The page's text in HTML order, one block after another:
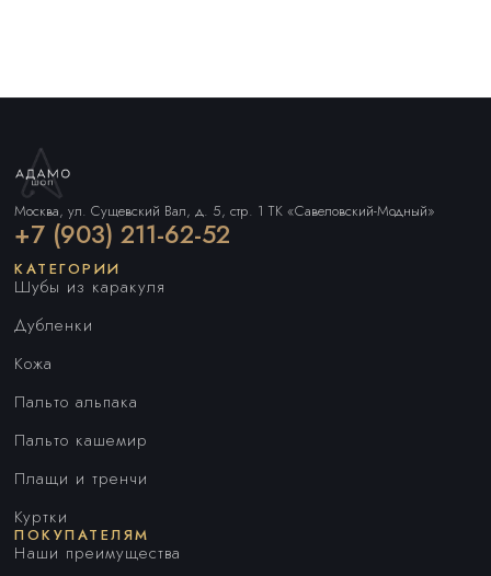
Москва, ул. Сущевский Вал, д. 5, стр. 1 ТК «Савеловский-Модный»
+7 (903) 211-62-52
КАТЕГОРИИ
Шубы из каракуля
Дубленки
Кожа
Пальто альпака
Пальто кашемир
Плащи и тренчи
Куртки
ПОКУПАТЕЛЯМ
Наши преимущества